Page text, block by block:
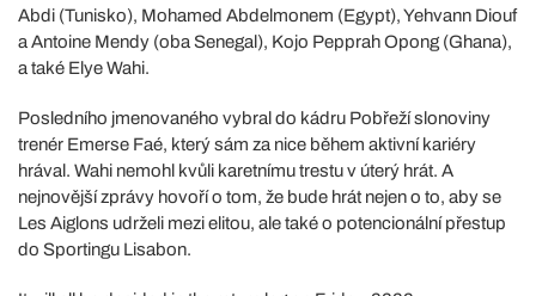
Abdi (Tunisko), Mohamed Abdelmonem (Egypt), Yehvann Diouf
a Antoine Mendy (oba Senegal), Kojo Pepprah Opong (Ghana),
a také Elye Wahi.
Posledního jmenovaného vybral do kádru Pobřeží slonoviny
trenér Emerse Faé, který sám za nice během aktivní kariéry
hrával. Wahi nemohl kvůli karetnímu trestu v úterý hrát. A
nejnovější zprávy hovoří o tom, že bude hrát nejen o to, aby se
Les Aiglons udrželi mezi elitou, ale také o potencionální přestup
do Sportingu Lisabon.